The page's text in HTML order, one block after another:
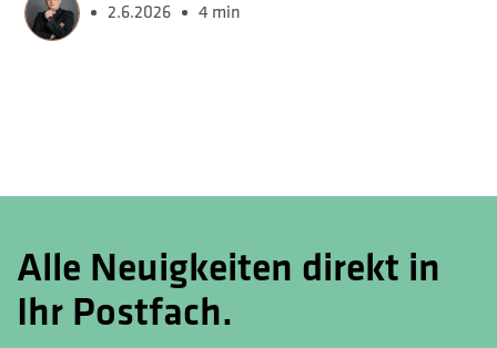
2.6.2026 4 min
Alle Neuigkeiten direkt in
Ihr Postfach.